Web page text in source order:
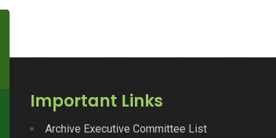
Important Links
Archive Executive Committee List